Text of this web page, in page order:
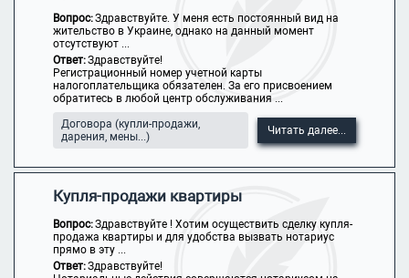
Вопрос:Здравствуйте. У меня есть постоянный вид на
жительство в Украине, однако на данный момент
отсутствуют ...
Ответ:Здравствуйте!
Регистрационный номер учетной карты
налогоплательщика обязателен. За его присвоением
обратитесь в любой центр обслуживания ...
Договора (купли-продажи,
дарения, мены...)
Читать далее...
Купля-продажи квартиры
Вопрос:Здравствуйте ! Хотим осуществить сделку купля-
продажа квартиры и для удобства вызвать нотариус
прямо в эту ...
Ответ:Здравствуйте!